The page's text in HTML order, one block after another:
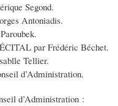
Segond.
Antoniadis.
par Frédéric Béchet.
Tellier.
d’Administration.
d’Administration :